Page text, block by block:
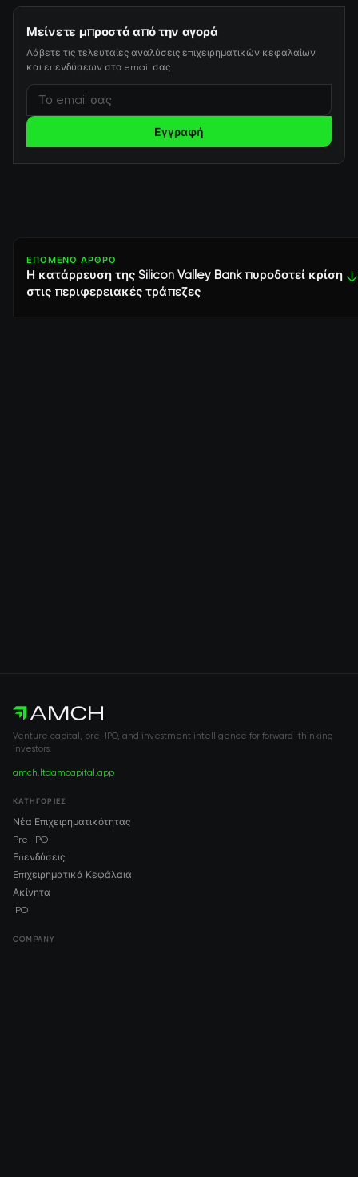
Μείνετε μπροστά από την αγορά
Λάβετε τις τελευταίες αναλύσεις επιχειρηματικών κεφαλαίων
και επενδύσεων στο email σας.
Εγγραφή
ΕΠΌΜΕΝΟ ΆΡΘΡΟ
Η κατάρρευση της Silicon Valley Bank πυροδοτεί κρίση
στις περιφερειακές τράπεζες
↓
Venture capital, pre-IPO, and investment intelligence for forward-thinking
investors.
amch.ltdamcapital.app
ΚΑΤΗΓΟΡΊΕΣ
Νέα Επιχειρηματικότητας
Pre-IPO
Επενδύσεις
Επιχειρηματικά Κεφάλαια
Ακίνητα
IPO
COMPANY